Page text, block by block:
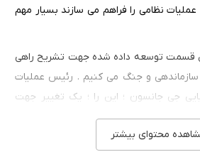
نظامی را فراهم می سازند بسیار مهم
قسمت توسعه داده شده جهت تشریح راهی
سازماندهی و جنگ می کنیم . رئیس عملیات
جی جانسون ؛ این را ؛ یک تغییر جهت
اساسی از پایگاه ستیز میانی می نامد . NCW را به صورت یک مفهوم
به عملیاتی که نیروی کار پیکار افزون شده
محتوای بیشتر